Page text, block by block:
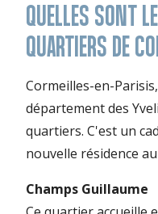
QUELLES SONT
QUARTIERS DE
Cormeilles-en-
département des
quartiers. C'est un
nouvelle résidence
Champs Guillaume